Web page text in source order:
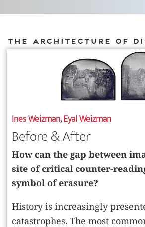
The Architecture of
Ines Weizman,Eyal Weizman
Before & After
How can the gap between
site of critical counter-
symbol of erasure?
History is increasingly
catastrophes. The most